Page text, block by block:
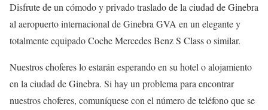
Disfrute de un cómodo y privado traslado de la ciudad de Ginebra
al aeropuerto internacional de Ginebra GVA en un elegante y
totalmente equipado Coche Mercedes Benz S Class o similar.
Nuestros choferes lo estarán esperando en su hotel o alojamiento
en la ciudad de Ginebra. Si hay un problema para encontrar
nuestros choferes, comuníquese con el número de teléfono que se